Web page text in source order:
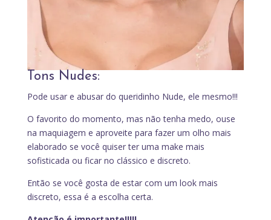
Tons Nudes:
Pode usar e abusar do queridinho Nude, ele mesmo!!!
O favorito do momento, mas não tenha medo, ouse
na maquiagem e aproveite para fazer um olho mais
elaborado se você quiser ter uma make mais
sofisticada ou ficar no clássico e discreto.
Então se você gosta de estar com um look mais
discreto, essa é a escolha certa.